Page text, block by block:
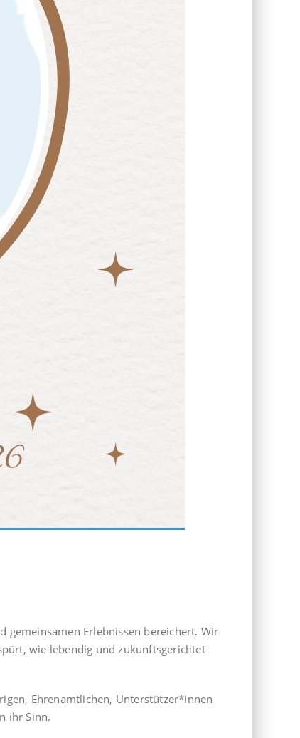
gemeinsamen Erlebnissen bereichert. Wir
wie lebendig und zukunftsgerichtet
Ehrenamtlichen, Unterstützer*innen
ihr Sinn.